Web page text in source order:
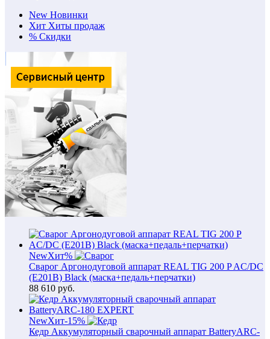
New Новинки
Хит Хиты продаж
% Скидки
NewХит%
Сварог Аргонодуговой аппарат REAL TIG 200 P AC/DC
(E201B) Black (маска+педаль+перчатки)
88 610 руб.
NewХит-15%
Кедр Аккумуляторный сварочный аппарат BatteryARC-